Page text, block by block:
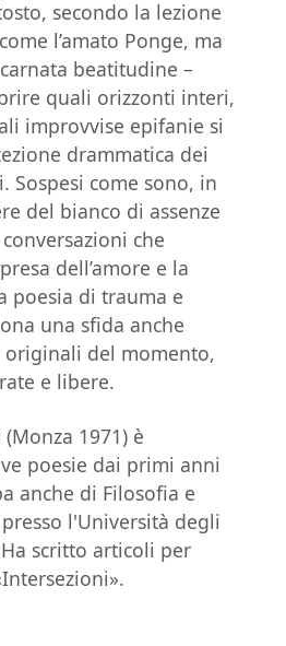
secondo la lezione
l’amato Ponge, ma
beatitudine –
quali orizzonti interi,
improvvise epifanie si
drammatica dei
Sospesi come sono, in
del bianco di assenze
che
dell’amore e la
poesia di trauma e
una sfida anche
del momento,
e libere.
(Monza 1971) è
poesie dai primi anni
anche di Filosofia e
l'Università degli
scritto articoli per